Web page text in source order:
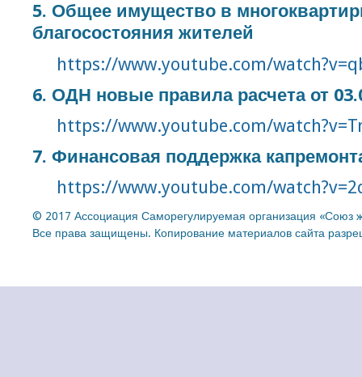
5. Общее имущество в
благосостояния жителей
https://www.youtube.com/
6. ОДН новые правила расчета от
https://www.youtube.com/
7. Финансовая поддержка
https://www.youtube.com/
© 2017 Ассоциация Саморегулируемая организация «Союз
Все права защищены. Копирование материалов сайта